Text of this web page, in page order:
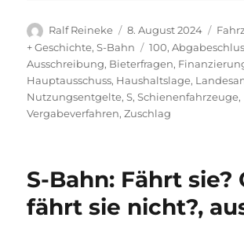
Autor
Ralf Reineke
Veröffentlicht
am
8. August 2024
+ Geschichte,S-Bahn Schlagwörter
100,
Ausschreibung, Bieterfragen,
Hauptausschuss, Haushaltslage,
Nutzungsentgelte,S,Schienenfahrzeuge,
Vergabeverfahren,Zuschlag
S-Bahn: Fährt sie?
fährt sie nicht?,